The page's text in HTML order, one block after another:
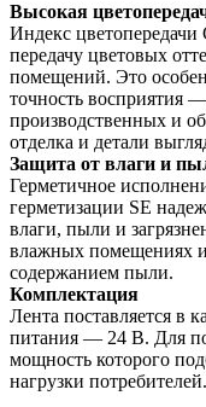
Высокая
Индекс
передачу цветовых
помещений. Это
точность восприятия
производственных и
отделка и детали
Защита от влаги и
Герметичное
герметизации SE
влаги, пыли и
влажных помещениях
содержанием пыли.
Комплектация
Лента поставляется в
питания — 24 В. Для
мощность которого
нагрузки